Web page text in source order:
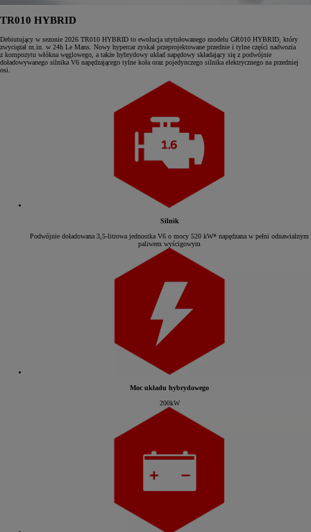
TR010 HYBRID
Debiutujący w sezonie 2026 TR010 HYBRID to ewolucja utytułowanego modelu GR010 HYBRID, który
zwyciężał m.in. w 24h Le Mans. Nowy hypercar zyskał przeprojektowane przednie i tylne części nadwozia
z kompozytu włókna węglowego, a także hybrydowy układ napędowy składający się z podwójnie
doładowywanego silnika V6 napędzającego tylne koła oraz pojedynczego silnika elektrycznego na przedniej
osi.
Silnik
Podwójnie doładowana 3,5-litrowa jednostka V6 o mocy 520 kW* napędzana w pełni odnawialnym
paliwem wyścigowym
Moc układu hybrydowego
200kW